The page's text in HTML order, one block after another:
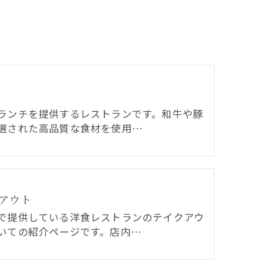
ンチを提供するレストランです。和牛や豚
された高品質な食材を使用…
ウト
提供している洋食レストランのテイクアウ
ての紹介ページです。店内…